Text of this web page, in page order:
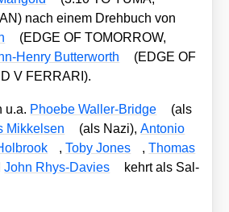
nach einem Dreh­buch von
(EDGE OF TOMORROW,
Hen­ry But­ter­worth
(EDGE OF
V FERRARI).
u.a. Phoe­be Wal­ler-Bridge
(als
Mik­kel­sen (als Nazi),Anto­nio
,Toby Jones ,Tho­mas
John Rhys-Davies
kehrt als Sal­